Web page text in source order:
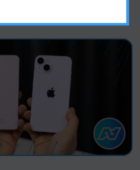
продаж, но они постепенно
дисплеев.